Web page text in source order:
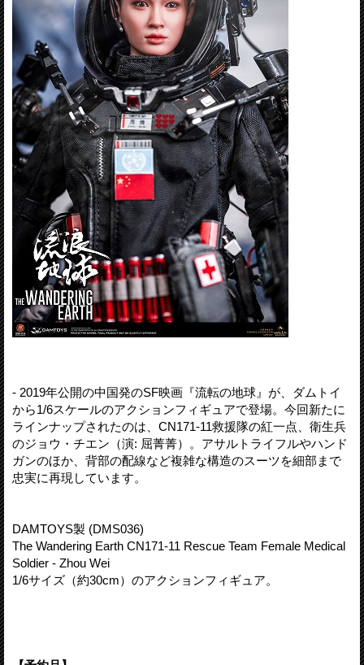
- 2019年公開の中国発のSF映画『流転の地球』が、ダムトイ
から1/6スケールのアクションフィギュアで登場。今回新たに
ラインナップされたのは、CN171-11救援隊の紅一点、衛生兵
のジョウ・チエン（演: 屈菁菁）。アサルトライフルやハンド
ガンのほか、背部の配線など複雑な構造のスーツを細部まで
忠実に再現しています。
DAMTOYS製 (DMS036)
The Wandering Earth CN171-11 Rescue Team Female Medical
Soldier - Zhou Wei
1/6サイズ（約30cm）のアクションフィギュア。